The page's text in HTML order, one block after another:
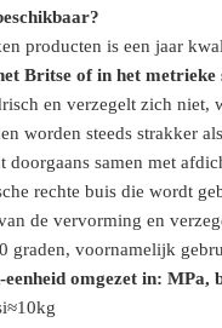
producten is een jaar
Britse of in het metrieke
en verzegelt zich
worden steeds strakker
doorgaans samen met
rechte buis die wordt
de vervorming en
graden, voornamelijk
omgezet in: MPa,